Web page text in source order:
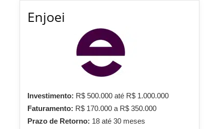
Enjoei
Investimento: R$ 500.000 até R$ 1.000.000
Faturamento: R$ 170.000 a R$ 350.000
Prazo de Retorno: 18 até 30 meses